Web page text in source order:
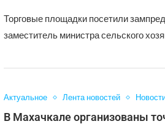
Торговые площадки посетили
заместитель министра сельского
Актуальное Лента новостей
В Махачкале организованы